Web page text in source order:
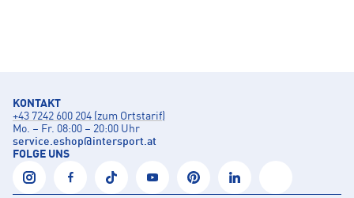
KONTAKT
+43 7242 600 204 (zum Ortstarif)
Mo. – Fr. 08:00 – 20:00 Uhr
service.eshop@intersport.at
FOLGE UNS